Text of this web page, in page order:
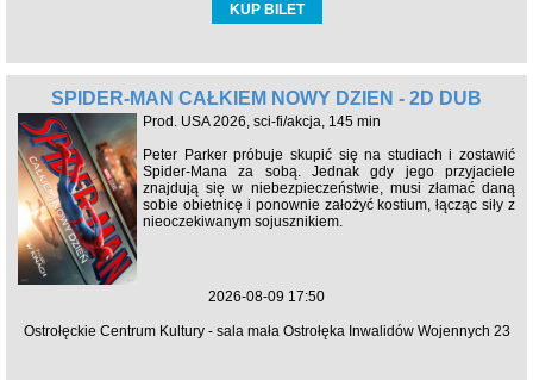
KUP BILET
SPIDER-MAN CAŁKIEM NOWY DZIEŃ - 2D DUB
Prod. USA 2026, sci-fi/akcja, 145 min
Peter Parker próbuje skupić się na studiach i zostawić
Spider-Mana za sobą. Jednak gdy jego przyjaciele
znajdują się w niebezpieczeństwie, musi złamać daną
sobie obietnicę i ponownie założyć kostium, łącząc siły z
nieoczekiwanym sojusznikiem.
2026-08-09 17:50
Ostrołęckie Centrum Kultury - sala mała Ostrołęka Inwalidów Wojennych 23